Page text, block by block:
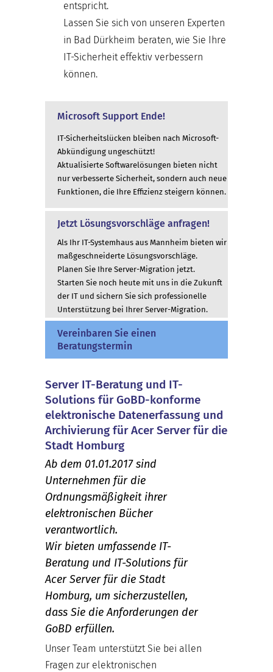
entspricht.
Lassen Sie sich von unseren Experten
in Bad Dürkheim beraten, wie Sie Ihre
IT-Sicherheit effektiv verbessern
können.
Microsoft Support Ende!
IT-Sicherheitslücken bleiben nach Microsoft-
Abkündigung ungeschützt!
Aktualisierte Softwarelösungen bieten nicht
nur verbesserte Sicherheit, sondern auch neue
Funktionen, die Ihre Effizienz steigern können.
Jetzt Lösungsvorschläge anfragen!
Als Ihr IT-Systemhaus aus Mannheim bieten wir
maßgeschneiderte Lösungsvorschläge.
Planen Sie Ihre Server-Migration jetzt.
Starten Sie noch heute mit uns in die Zukunft
der IT und sichern Sie sich professionelle
Unterstützung bei Ihrer Server-Migration.
Vereinbaren Sie einen
Beratungstermin
Server IT-Beratung und IT-
Solutions für GoBD-konforme
elektronische Datenerfassung und
Archivierung für Acer Server für die
Stadt Homburg
Ab dem 01.01.2017 sind
Unternehmen für die
Ordnungsmäßigkeit ihrer
elektronischen Bücher
verantwortlich.
Wir bieten umfassende IT-
Beratung und IT-Solutions für
Acer Server für die Stadt
Homburg, um sicherzustellen,
dass Sie die Anforderungen der
GoBD erfüllen.
Unser Team unterstützt Sie bei allen
Fragen zur elektronischen